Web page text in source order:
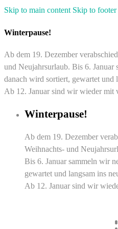
Skip to main content Skip to footer
Winterpause!
Ab dem 19. Dezember
und Neujahrsurlaub. Bis 6. Januar
danach wird sortiert, gewartet und
Ab 12. Januar sind wir wieder mit
Winterpause!
Ab dem 19. Dezember
Weihnachts- und
Bis 6. Januar sammeln wir
gewartet und langsam ins
Ab 12. Januar sind wir